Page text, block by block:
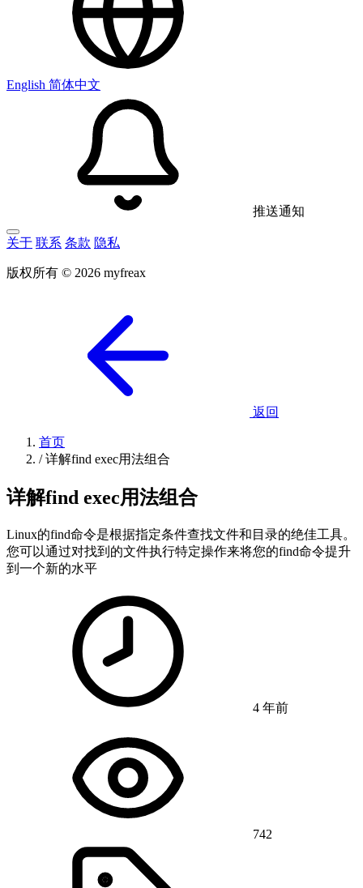
English 简体中文
推送通知
关于 联系 条款 隐私
版权所有 © 2026 myfreax
返回
首页
/ 详解find exec用法组合
详解find exec用法组合
Linux的find命令是根据指定条件查找文件和目录的绝佳工具。
您可以通过对找到的文件执行特定操作来将您的find命令提升
到一个新的水平
4 年前
742